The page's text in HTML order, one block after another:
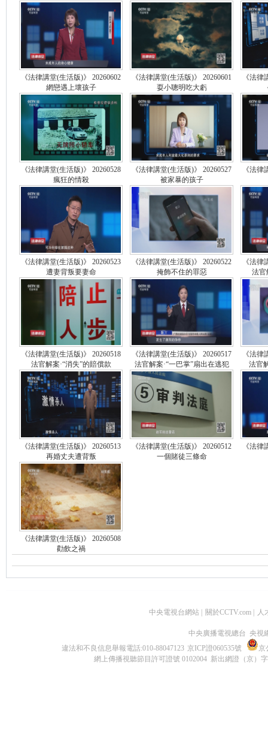
《法律講堂(生活版)》 20260602
網戀遇上壞孩子
《法律講堂(生活版)》 20260601
耍小聰明吃大虧
《法
《法律講堂(生活版)》 20260528
瘋狂的情殺
《法律講堂(生活版)》 20260527
被家暴的孩子
《法
《法律講堂(生活版)》 20260523
遭妻背叛要妻命
《法律講堂(生活版)》 20260522
掩飾不住的罪惡
《法
法官
《法律講堂(生活版)》 20260518
法官解案·“消失”的賠償款
《法律講堂(生活版)》 20260517
法官解案·“一巴掌”扇出在逃犯
《法
法官
《法律講堂(生活版)》 20260513
再婚丈夫遭背叛
《法律講堂(生活版)》 20260512
一個賭徒三條命
《法
《法律講堂(生活版)》 20260508
勸飲之禍
中央電視台網站 關於CCTV.com 人
中央廣播電視總台 央視
違法和不良信息舉報電話:010-88047123 京ICP證060535號
京
網上傳播視聽節目許可證號 0102004 新出網證（京）